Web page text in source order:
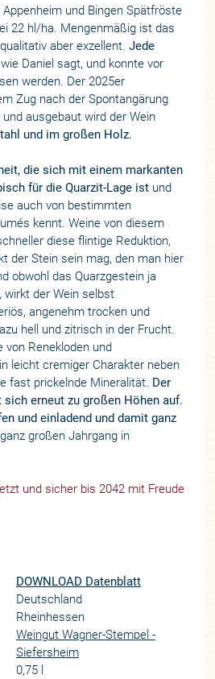
und Bingen Spätfröste
22 hl/ha. Mengenmäßig ist das
aber exzellent.Jede
wie Daniel sagt, und konnte vor
werden. Der 2025er
Zug nach der Spontangärung
ausgebaut wird der Wein
und im großen Holz.
die sich mit einem markanten
für die Quarzit-Lage ist und
auch von bestimmten
kennt. Weine von diesem
diese flintige Reduktion,
der Stein sein mag, den man hier
obwohl das Quarzgestein ja
wirkt der Wein selbst
angenehm trocken und
hell und zitrisch in der Frucht.
von Renekloden und
leicht cremiger Charakter neben
fast prickelnde Mineralität. Der
erneut zu großen Höhen auf.
und einladend und damit ganz
großen Jahrgang in
und sicher bis 2042 mit Freude
DOWNLOAD Datenblatt
Deutschland
Rheinhessen
Weingut Wagner-Stempel -
Siefersheim
0,75 l